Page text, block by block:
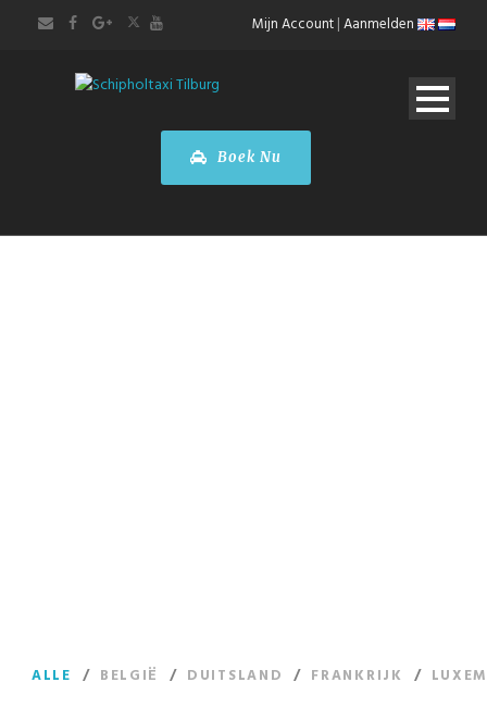
Mijn Account|Aanmelden
Boek Nu
ALLE / BELGIË / DUITSLAND / FRANKRIJK /